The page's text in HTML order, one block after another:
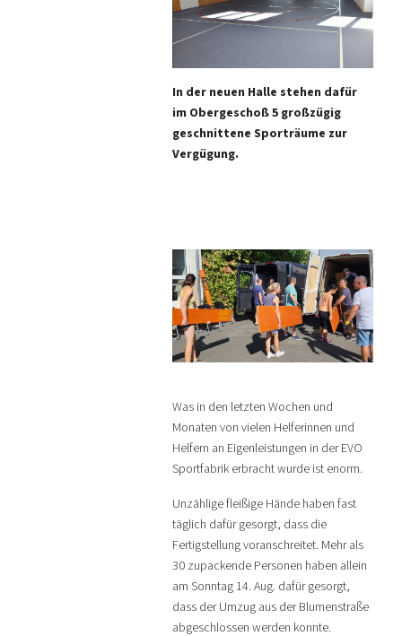
In der neuen Halle stehen dafür
im Obergeschoß 5 großzügig
geschnittene Sporträume zur
Vergügung.
Was in den letzten Wochen und
Monaten von vielen Helferinnen und
Helfern an Eigenleistungen in der EVO
Sportfabrik erbracht wurde ist enorm.
Unzählige fleißige Hände haben fast
täglich dafür gesorgt, dass die
Fertigstellung voranschreitet. Mehr als
30 zupackende Personen haben allein
am Sonntag 14. Aug. dafür gesorgt,
dass der Umzug aus der Blumenstraße
abgeschlossen werden konnte.